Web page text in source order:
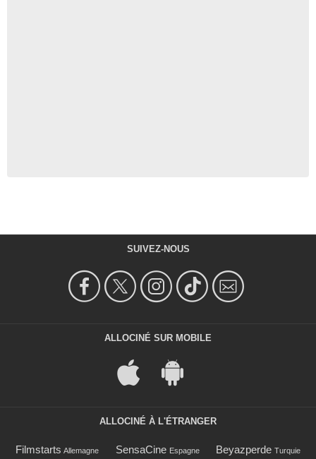
SUIVEZ-NOUS
ALLOCINÉ SUR MOBILE
ALLOCINÉ À L'ÉTRANGER
Filmstarts Allemagne SensaCine Espagne Beyazperde Turquie